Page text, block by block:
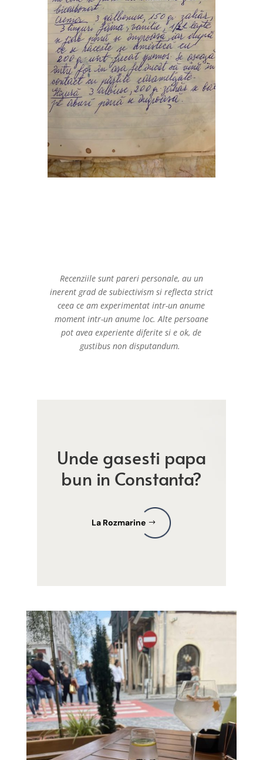
Recenziile sunt pareri personale, au un
inerent grad de subiectivism si reflecta strict
ceea ce am experimentat intr-un anume
moment intr-un anume loc. Alte persoane
pot avea experiente diferite si e ok, de
gustibus non disputandum.
Unde gasesti papa
bun in Constanta?
La Rozmarine